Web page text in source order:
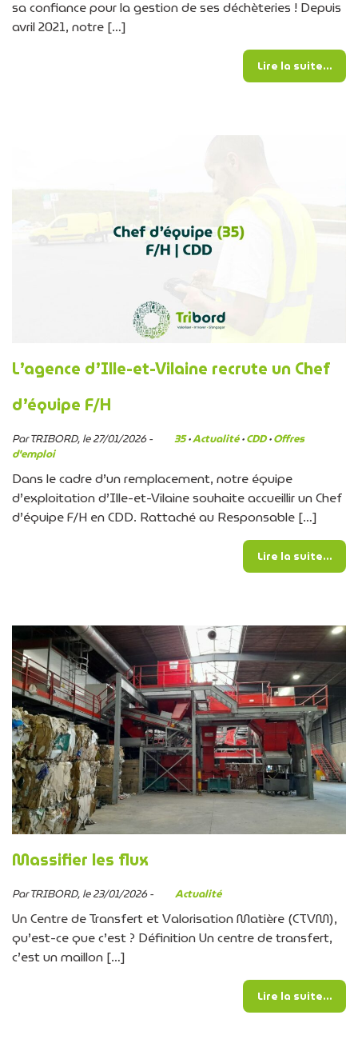
sa confiance pour la gestion de ses déchèteries ! Depuis
avril 2021, notre […]
Lire la suite…
L’agence d’Ille-et-Vilaine recrute un Chef
d’équipe F/H
Par TRIBORD, le 27/01/2026 - 35·Actualité·CDD·Offres
d'emploi
Dans le cadre d’un remplacement, notre équipe
d’exploitation d’Ille-et-Vilaine souhaite accueillir un Chef
d’équipe F/H en CDD. Rattaché au Responsable […]
Lire la suite…
Massifier les flux
Par TRIBORD, le 23/01/2026 - Actualité
Un Centre de Transfert et Valorisation Matière (CTVM),
qu’est-ce que c’est ? Définition Un centre de transfert,
c’est un maillon […]
Lire la suite…